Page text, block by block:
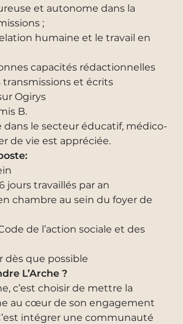
et autonome dans la
;
humaine et le travail en
capacités rédactionnelles
transmissions et écrits
Ogirys
B.
dans le secteur éducatif, médico-
de vie est appréciée.
jours travaillés par an
chambre au sein du foyer de
de l’action sociale et des
dès que possible
L’Arche ?
c’est choisir de mettre la
au cœur de son engagement
intégrer une communauté